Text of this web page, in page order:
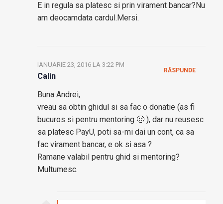
E in regula sa platesc si prin virament bancar?Nu
am deocamdata cardul.Mersi.
Calin
IANUARIE 23, 2016 LA 3:22 PM
Buna Andrei,
vreau sa obtin ghidul si sa fac o donatie (as fi
bucuros si pentru mentoring 🙂 ), dar nu reusesc
sa platesc PayU, poti sa-mi dai un cont, ca sa
fac virament bancar, e ok si asa ?
Ramane valabil pentru ghid si mentoring?
Multumesc.
RĂSPUNDE